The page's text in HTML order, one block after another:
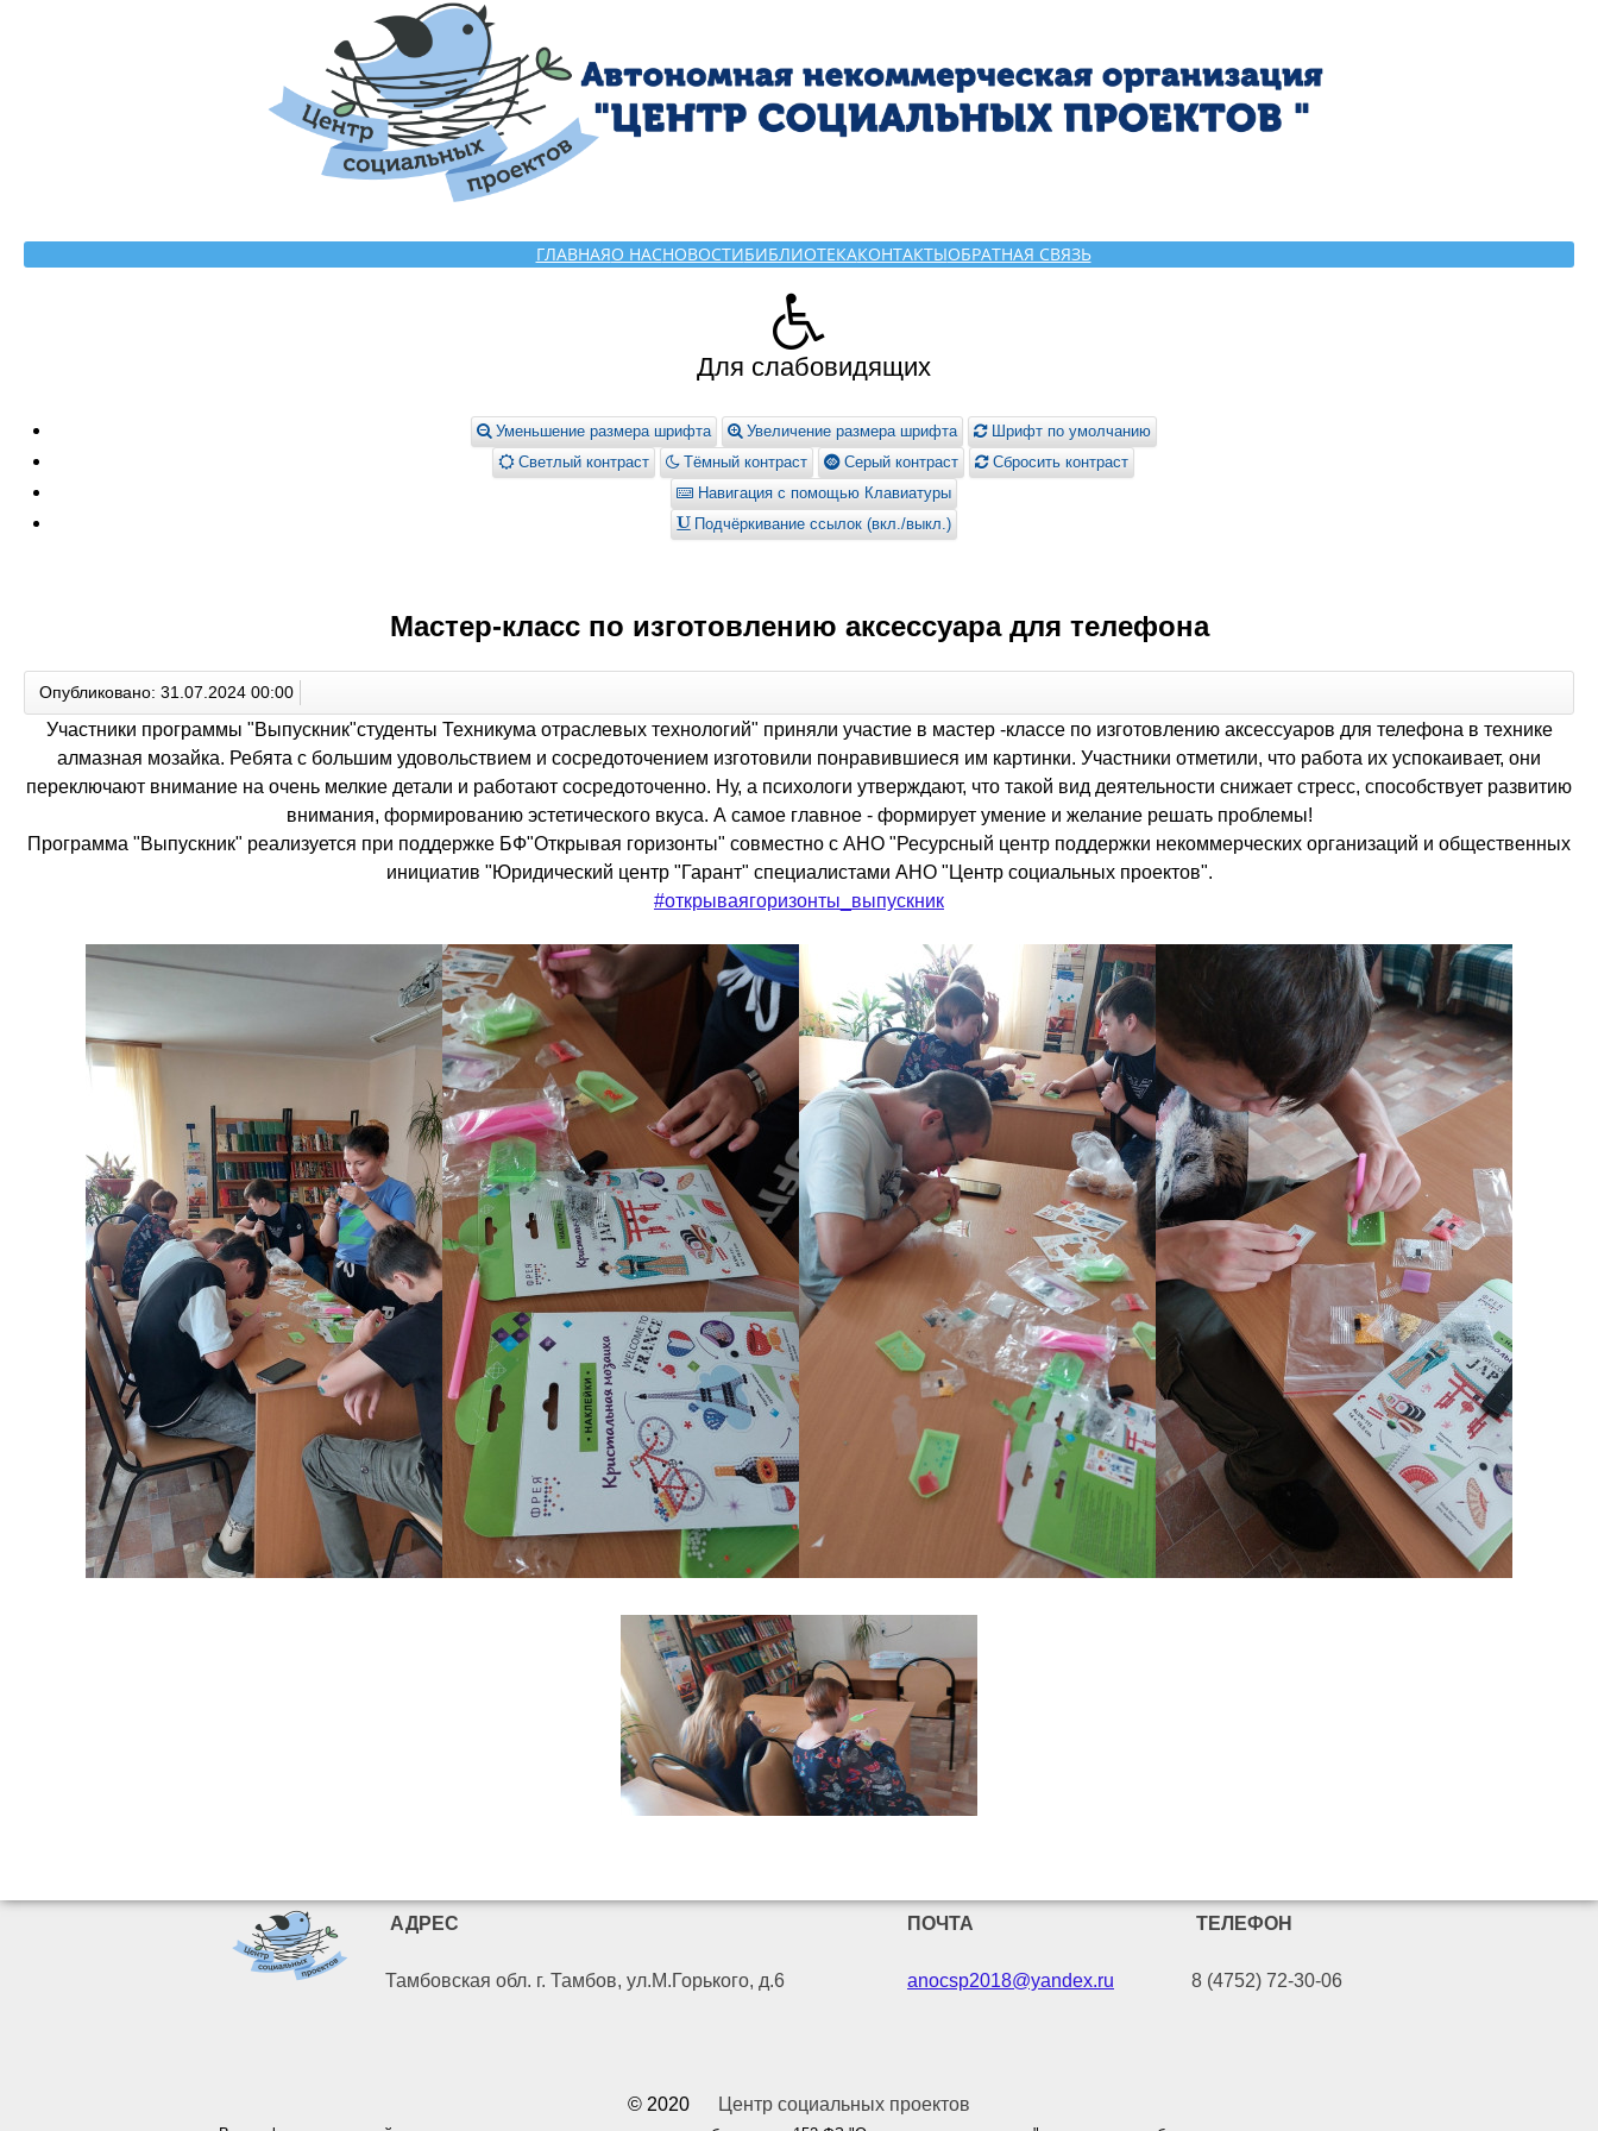
ГЛАВНАЯО НАСНОВОСТИБИБЛИОТЕКАКОНТАКТЫОБРАТНАЯ СВЯЗЬ
Для слабовидящих
Уменьшение размера шрифта Увеличение размера шрифта
Шрифт по умолчанию
Светлый контраст
Тёмный контраст Серый контраст
Сбросить контраст
Навигация с помощью Клавиатуры
Подчёркивание ссылок (вкл./выкл.)
Мастер-класс по изготовлению аксессуара для телефона
Опубликовано: 31.07.2024 00:00
Участники программы "Выпускник"студенты Техникума отраслевых технологий" приняли участие в мастер -классе по изготовлению аксессуаров для телефона в технике
алмазная мозайка. Ребята с большим удовольствием и сосредоточением изготовили понравившиеся им картинки. Участники отметили, что работа их успокаивает, они
переключают внимание на очень мелкие детали и работают сосредоточенно. Ну, а психологи утверждают, что такой вид деятельности снижает стресс, способствует развитию
внимания, формированию эстетического вкуса. А самое главное - формирует умение и желание решать проблемы!
Программа "Выпускник" реализуется при поддержке БФ"Открывая горизонты" совместно с АНО "Ресурсный центр поддержки некоммерческих организаций и общественных
инициатив "Юридический центр "Гарант" специалистами АНО "Центр социальных проектов".
#открываягоризонты_выпускник
АДРЕС
Тамбовская обл. г. Тамбов, ул.М.Горького, д.6
ПОЧТА
anocsp2018@yandex.ru
ТЕЛЕФОН
8 (4752) 72-30-06
© 2020 Центр социальных проектов